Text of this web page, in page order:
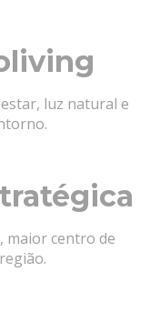
luz natural e
maior centro de